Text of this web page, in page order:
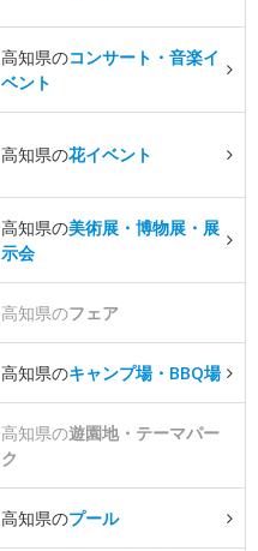
高知県のコンサート・音楽イ
ベント
高知県の花イベント
高知県の美術展・博物展・展
示会
高知県のフェア
高知県のキャンプ場・BBQ場
高知県の遊園地・テーマパー
ク
高知県のプール